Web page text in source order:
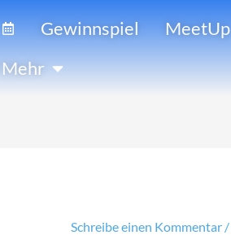
Gewinnspiel MeetUp
Mehr
Schreibe einen Kommentar /